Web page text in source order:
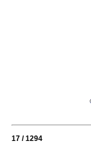
17 / 1294